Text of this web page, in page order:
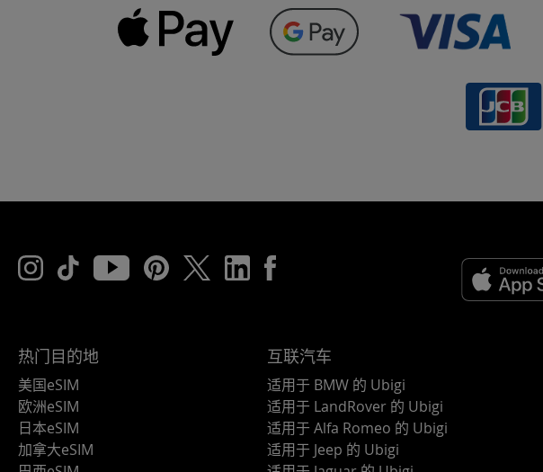
热门目的地
美国eSIM
欧洲eSIM
日本eSIM
加拿大eSIM
互联汽车
适用于 BMW 的 Ubigi
适用于 LandRover 的 Ubigi
适用于 Alfa Romeo 的 Ubigi
适用于 Jeep 的 Ubigi